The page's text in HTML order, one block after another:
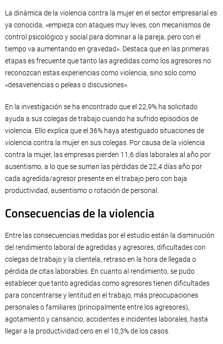
La dinámica de la violencia contra la mujer en el sector empresarial es
ya conocida, «empieza con ataques muy leves, con mecanismos de
control psicológico y social para dominar a la pareja, pero con el
tiempo va aumentando en gravedad». Destaca que en las primeras
etapas es frecuente que tanto las agredidas como los agresores no
reconozcan estas experiencias como violencia, sino solo como
«desavenencias o peleas o discusiones».
En la investigación se ha encontrado que el 22,9% ha solicitado
ayuda a sus colegas de trabajo cuando ha sufrido episodios de
violencia. Ello explica que el 36% haya atestiguado situaciones de
violencia contra la mujer en sus colegas. Por causa de la violencia
contra la mujer, las empresas pierden 11,6 días laborales al año por
ausentismo, a lo que se suman las pérdidas de 22,4 días año por
cada agredida/agresor presente en el trabajo pero con baja
productividad, ausentismo o rotación de personal.
Consecuencias de la violencia
Entre las consecuencias medidas por el estudio están la disminución
del rendimiento laboral de agredidas y agresores, dificultades con
colegas de trabajo y la clientela, retraso en la hora de llegada o
pérdida de citas laborables. En cuanto al rendimiento, se pudo
establecer que tanto agredidas como agresores tienen dificultades
para concentrarse y lentitud en el trabajo, más preocupaciones
personales o familiares (principalmente entre los agresores),
agotamiento y cansancio, accidentes e incidentes laborales, hasta
llegar a la productividad cero en el 10,3% de los casos.